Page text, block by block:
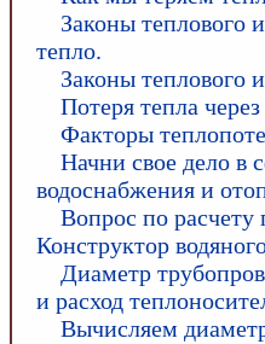
Законы теплового
тепло.
Законы теплового
Потеря тепла
Факторы
Начни свое дело в
водоснабжения и
Вопрос по расчету
Конструктор
Диаметр
и расход
Вычисляем